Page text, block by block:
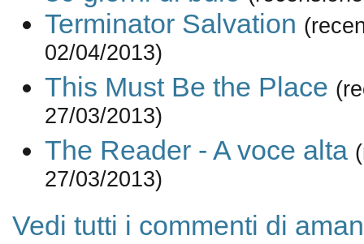
Terminator Salvation
02/04/2013)
This Must Be the Place
27/03/2013)
The Reader - A voce alta
27/03/2013)
Vedi tutti i commenti di